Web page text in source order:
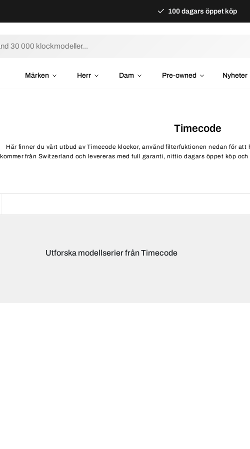
100 dagars öppet köp
Märken Herr Dam Pre-owned Nyheter
Timecode
Här finner du vårt utbud av Timecode klockor, använd filterfuktionen nedan för
kommer från Switzerland och levereras med full garanti, nittio dagars öppet köp
Utforska modellserier från Timecode